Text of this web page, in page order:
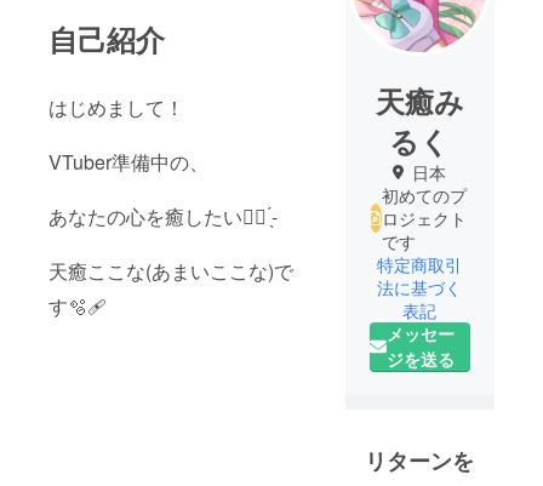
自己紹介
はじめまして！
VTuber準備中の、
あなたの心を癒したい✊🏻‪ ̖́-‬
天癒ここな(あまいここな)で
す🫧🩹‎
天癒み
るく
日本
初めてのプ
ロジェクト
です
特定商取引
法に基づく
表記
メッセー
ジを送る
リターンを